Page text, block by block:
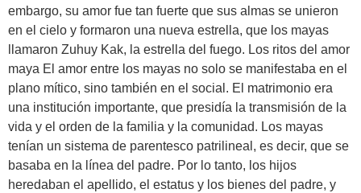
embargo, su amor fue tan fuerte que sus almas se unieron
en el cielo y formaron una nueva estrella, que los mayas
llamaron Zuhuy Kak, la estrella del fuego. Los ritos del amor
maya El amor entre los mayas no solo se manifestaba en el
plano mítico, sino también en el social. El matrimonio era
una institución importante, que presidía la transmisión de la
vida y el orden de la familia y la comunidad. Los mayas
tenían un sistema de parentesco patrilineal, es decir, que se
basaba en la línea del padre. Por lo tanto, los hijos
heredaban el apellido, el estatus y los bienes del padre, y